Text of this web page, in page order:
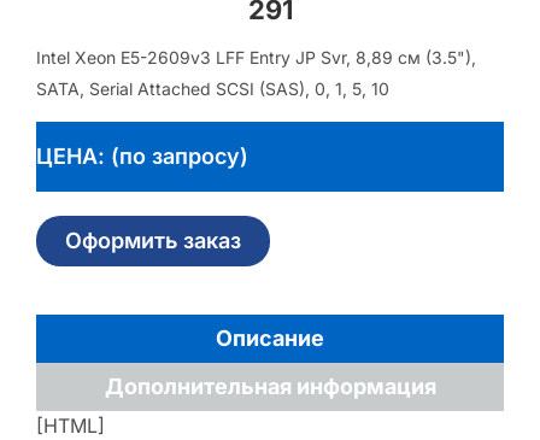
291
Intel Xeon E5-2609v3 LFF Entry JP Svr, 8,89 см (3.5"),
SATA, Serial Attached SCSI (SAS), 0, 1, 5, 10
ЦЕНА: (по запросу)
Оформить заказ
Описание
Дополнительная информация
[HTML]